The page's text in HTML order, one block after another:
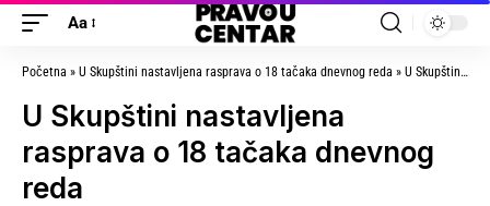
Aa
Početna » U Skupštini nastavljena rasprava o 18 tačaka dnevnog reda » U Skupštini nastavljena rasprava o 18 tačaka dnevnog reda
U Skupštini nastavljena
rasprava o 18 tačaka dnevnog
reda